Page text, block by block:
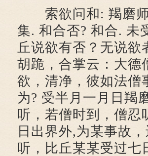
索欲问和: 羯磨师
集. 和合否? 和合. 未
丘说欲有否？无说欲
胡跪，合掌云：大德
欲，清净，彼如法僧
为? 受半月一月日羯
听，若僧时到，僧忍
日出界外,为某事故
听，比丘某某受过七